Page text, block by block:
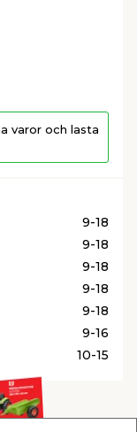
varor och lasta
9-18
9-18
9-18
9-18
9-18
9-16
10-15